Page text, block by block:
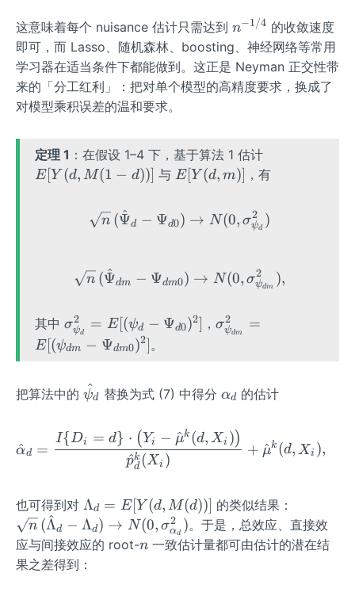
1/
2}
这意味着每个 nuisance 估计只需达到 n
^
{-
1/
n−1/4 的收敛速度
即可，而 Lasso、随机森林、boosting、神经网络等常用
学习器在适当条件下都能做到。这正是 Neyman 正交性带
来的「分工红利」：把对单个模型的高精度要求，换成了
对模型乘积误差的温和要求。
定理 1 ：在假设 1–4 下，基于算法 1 估计
[Y
M
(1-
E [Y (d, M(1 − d))] 与 E
(d,
m)]
E[Y (d, m)] ，有
\sqrt{n}\,(\hat\Psi_d-
n (Ψ
^d − Ψd0) → N(0, σψd
2 )
n (Ψ
^dm − Ψdm0) → N(0, σψdm
2 ),
其中\sig
ma
si_
=E
[(\p
si_
{d
0})
^2]
σψd
2 = E[(ψd − Ψd0)2] ，\sig
ma^
si_
m}}
=E
{d
m}-
\Psi
σψdm
2 =
E[(ψdm − Ψdm0)2] 。
把算法中的 \h
si
ψ
^d 替换为式 (7) 中得分 \a
h
a_
αd 的估计
α
^d =
p
^d
k (Xi )
I{Di = d} ⋅ ( Yi − μ
^k (d, Xi ))
+ μ
^k (d, Xi ),
也可得到对 \La
mb
da_
d=
Λd = E[Y (d, M(d))] 的类似结果：
t{n}
\,
n (Λ
^ d − Λd) → N(0, σαd
2 )。于是，总效应、直接效
应与间接效应的 root-n
n 一致估计量都可由估计的潜在结
果之差得到：